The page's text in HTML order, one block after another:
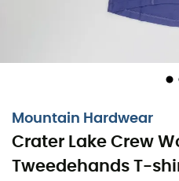
Mountain Hardwear
Crater Lake Crew
Tweedehands T-